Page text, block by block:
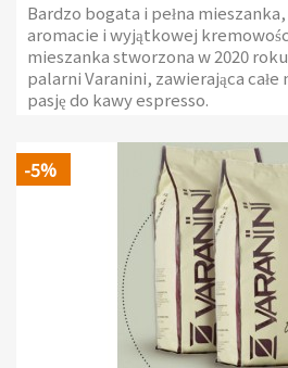
Bardzo bogata i pełna
aromacie i wyjątkowej
mieszanka stworzona w 2020
palarni Varanini, zawierająca całe
pasję do kawy espresso.
Opakowanie 1kg z zaworem
aromatem
-5%